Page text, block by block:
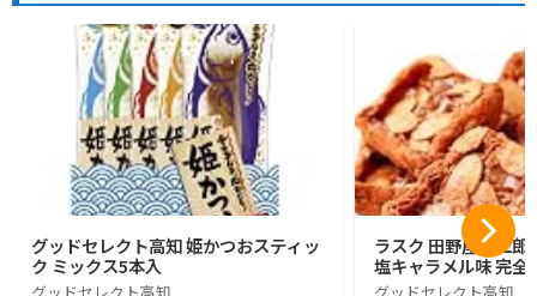
グッドセレクト高知 姫かつおスティッ
ク ミックス5本入
ラスク 田野屋塩二郎
塩キャラメル味 完全